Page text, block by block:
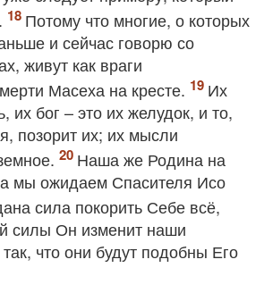
Потому что многие, о которых
и сейчас говорю со
живут как враги
Масеха на кресте.
Их
их бог – это их желудок, и то,
позорит их; их мысли
Наша же Родина на
мы ожидаем Спасителя Исо
сила покорить Себе всё,
силы Он изменит наши
что они будут подобны Его